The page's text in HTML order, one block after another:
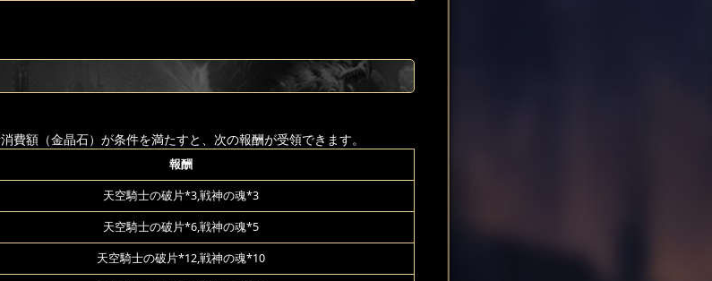
費額（金晶石）が条件を満たすと、次の報酬が受領できます。
報酬
天空騎士の破片*3,戦神の魂*3
天空騎士の破片*6,戦神の魂*5
天空騎士の破片*12,戦神の魂*10